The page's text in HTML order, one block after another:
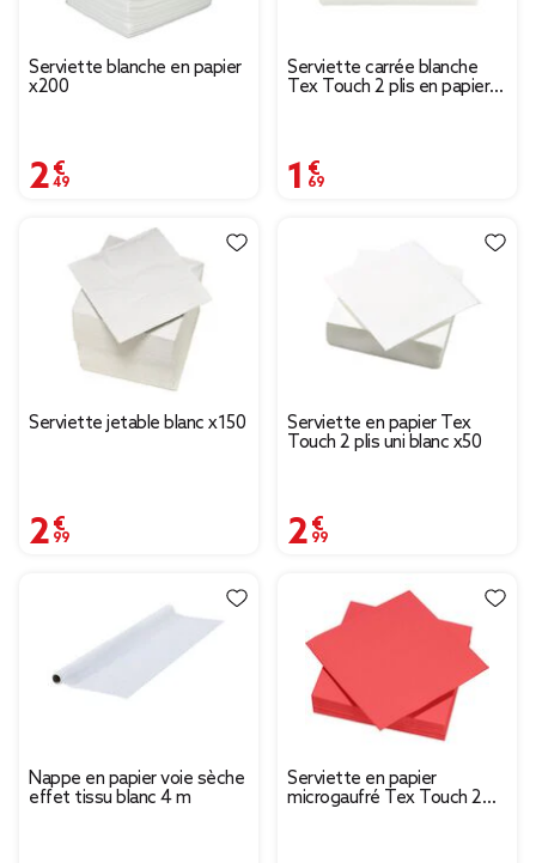
Serviette blanche en papier
x200
2,49 €
Serviette carrée blanche
Tex Touch 2 plis en papier
1,69 €
Serviette jetable blanc x150
2,99 €
Serviette en papier Tex
Touch 2 plis uni blanc x50
2,99 €
Nappe en papier voie sèche
effet tissu blanc 4 m
Serviette en papier
microgaufré Tex Touch 2